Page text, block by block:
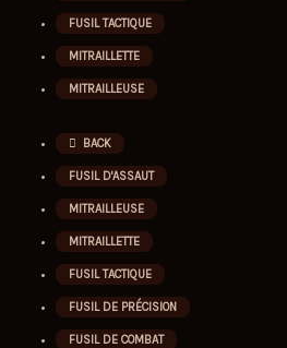
FUSIL TACTIQUE
MITRAILLETTE
MITRAILLEUSE
BACK
FUSIL D'ASSAUT
MITRAILLEUSE
MITRAILLETTE
FUSIL TACTIQUE
FUSIL DE PRÉCISION
FUSIL DE COMBAT